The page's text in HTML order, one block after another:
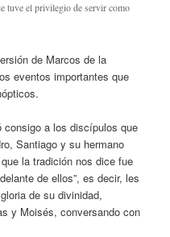
tuve el privilegio de servir como
de Marcos de la
eventos importantes que
a los discípulos que
Santiago y su hermano
la tradición nos dice fue
de ellos”, es decir, les
de su divinidad,
y Moisés, conversando con